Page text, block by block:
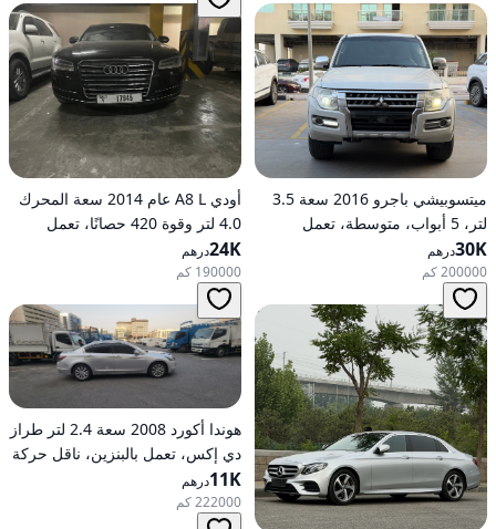
ميتسوبيشي باجرو 2016 سعة 3.5
لتر، 5 أبواب، متوسطة، تعمل
بالبنزين، أوتوماتيكية، دفع رباعي
30Kدرهم
200000 كم
أودي A8 L عام 2014 سعة المحرك
4.0 لتر وقوة 420 حصانًا، تعمل
بالبنزين، ناقل حركة أوتوماتيكي، دفع
كلي للعجلات
24Kدرهم
190000 كم
هوندا أكورد 2008 سعة 2.4 لتر طراز
دي إكس، تعمل بالبنزين، ناقل حركة
أوتوماتيكي، دفع أمامي
11Kدرهم
222000 كم